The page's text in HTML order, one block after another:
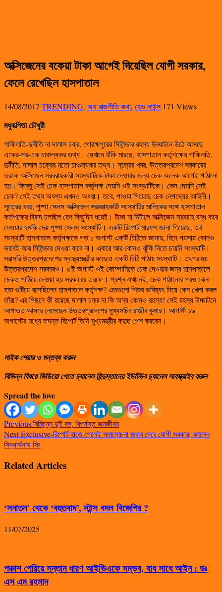
অক্সিজেনের বকেয়া টাকা আগেই দিয়েছিল যোগী সরকার,
ফেলে রেখেছিল হাসপাতাল
14/08/2017 TRENDING, অথ রাজনীতি কথা, হেড লাইন্স 171 Views
মধুকল্পিতা চৌধুরী
গাফিলতি-দুর্নীতি না দালাল চক্র, গোরক্ষপুরের সিলিন্ডার রহস্য উদ্ঘাটনে উঠে আসছে
একের-পর-এক চাঞ্চল্যকর তথ্য। যেখানে উঁকি মারছে, হাসপাতাল কর্তৃপক্ষের গাফিলতি,
দুর্নীতি, দালাল চক্রের মতো চাঞ্চল্যকর তথ্য। সূত্রের খবর, উত্তরপ্রদেশ সরকারের
তরফে অক্সিজেন সরবরাহকারী সংস্থাটিকে টাকা দেওয়ার জন্য চেক অনেক আগেই পাঠানো
হয়। কিন্তু সেই চেক হাসপাতাল কর্তৃপক্ষ দেয়নি ওই সংস্থাটিকে। কেন দেয়নি সেই
চেক? সেই তথ্য অবশ্য এখনও অধরা। তবে, পাওয়া গিয়েছে চেক নেপথ্যের কাহিনী।
সূত্রের খবর, পুষ্পা সেলস অক্সিজেন সরবরাহকারী সংস্থাটির মালিকের সঙ্গে হাসপাতাল
কর্তপক্ষের বিবাদ চলছিল বেশ কিছুদিন ধরেই। টাকা না মিটালে অক্সিজেন সরবরাহ বন্ধ করে
দেওয়ার হুমকি দেয় পুষ্পা সেলস সংস্থাটি। একটি রিপোর্ট মারফৎ জানা গিয়েছে, ওই
সংস্থাটি হাসপাতাল কর্তৃপক্ষকে গত ১ অগাস্ট একটি চিঠিতে জানায়, বিনে পয়সায় কোনও
ভাবেই আর সিলিন্ডার দেওয়া যাবে না। এবারে আর কোনও ঝুঁকি নিতে চায়নি সংস্থাটি।
সরাসরি উত্তরপ্রদেশের স্বাস্থ্যমন্ত্রীর কাছেও একটি চিঠি পাঠায় সংস্থাটি। তৎপর হয়
উত্তরপ্রদেশ সরকারও। ৫ই অগাস্ট ওই কোম্পানিকে চেক দেওয়ার জন্য হাসপাতালে
চেকও পাঠিয়ে দেওয়া হয় সরকারের তরফে। প্রশ্ন এখানেই, চেক পাঠানোর পরও কেন
হাত গুটিয়ে বসেছিলেন হাসপাতাল কর্তৃপক্ষ? এতগুলো শিশুর ভবিষ্যৎ নিয়ে কেন খেলা করল
তাঁরা? এর পিছনে কী রয়েছে দালাল চক্র না কি অন্য কোনও রহস্য! সেই রহস্য উদ্ঘাটনে
আপাতত আসরে নেমেছেন উত্তরপ্রদেশের মুখ্যসচিব রাজীব কুমার। আগামী ১৯
অগাস্টের মধ্যে তদন্ত রিপোর্ট তিনি মুখ্যমন্ত্রীর কাছে পেশ করবেন।
লাইক শেয়ার ও মন্তব্য করুন
বিভিন্ন বিষয়ে ভিডিয়ো পেতে চ্যানেল হিন্দুস্তানের ইউটিউব চ্যানেল সাবস্ক্রাইব করুন
Spread the love
Previousবিচ্ছিন্ন দুই বঙ্গ, বিপর্যস্ত জনজী‌বন
NextExclusive-রিপোর্ট হাতে পেলেই সমালোচনা জবাব দেবে যোগী সরকার, বললেন
সিদ্ধার্থনাথ সিং
Related Articles
‘সনাতন’ থেকে ‘বহুতবাদ’, স্টান্স বদল বিজেপির ?
11/07/2025
পঞ্চাশ পেরিয়ে সন্তান ধারণ আইভিএফে সম্ভব, বাধ সাধে আইন : ডঃ
এস এম রহমান